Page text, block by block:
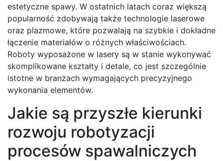
estetyczne spawy. W ostatnich latach coraz większą
popularność zdobywają także technologie laserowe
oraz plazmowe, które pozwalają na szybkie i dokładne
łączenie materiałów o różnych właściwościach.
Roboty wyposażone w lasery są w stanie wykonywać
skomplikowane kształty i detale, co jest szczególnie
istotne w branżach wymagających precyzyjnego
wykonania elementów.
Jakie są przyszłe kierunki
rozwoju robotyzacji
procesów spawalniczych